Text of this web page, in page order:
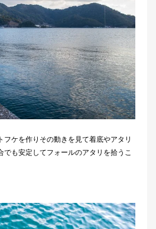
ケを作りその動きを見て着底やアタリ
でも安定してフォールのアタリを拾うこ